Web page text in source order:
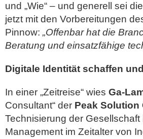
und „Wie“ – und generell sei
jetzt mit den Vorbereitungen
Pinnow: „Offenbar hat die
Beratung und einsatzfähige
Digitale Identität schaffen
In einer „Zeitreise“ wies Ga-
Consultant“ der Peak Solution
Technisierung der
Management im Zeitalter von